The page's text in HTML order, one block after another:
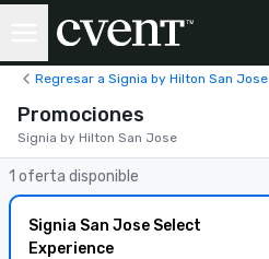
Regresar a Signia by Hilton San Jose
Promociones
Signia by Hilton San Jose
1 oferta disponible
Signia San Jose Select
Experience